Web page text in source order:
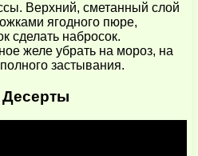
Верхний, сметанный слой
ягодного пюре,
сделать набросок.
желе убрать на мороз, на
застывания.